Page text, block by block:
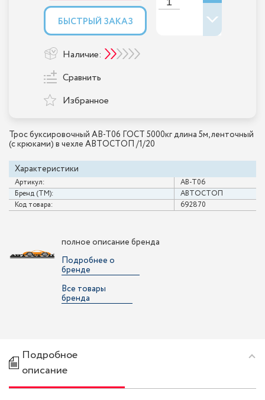
Трос буксировочный AB-T06 ГОСТ 5000кг длина 5м, ленточный
(с крюками) в чехле АВТОСТОП /1/20
Характеристики
Артикул:
AB-T06
Бренд (ТМ):
АВТОСТОП
Код товара:
692870
БЫСТРЫЙ ЗАКАЗ
Наличие:
Сравнить
Избранное
полное описание бренда
Подробнее о
бренде
Все товары
бренда
Подробное
описание